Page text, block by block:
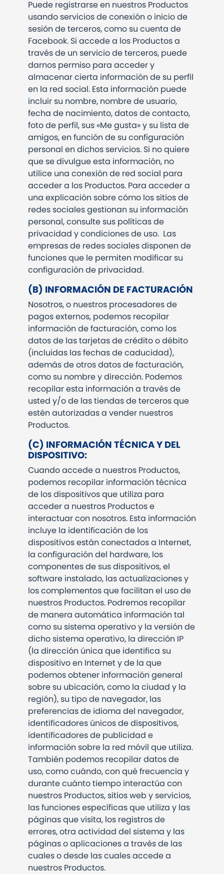
Puede registrarse en nuestros Productos
usando servicios de conexión o inicio de
sesión de terceros, como su cuenta de
Facebook. Si accede a los Productos a
través de un servicio de terceros, puede
darnos permiso para acceder y
almacenar cierta información de su perfil
en la red social. Esta información puede
incluir su nombre, nombre de usuario,
fecha de nacimiento, datos de contacto,
foto de perfil, sus «Me gusta» y su lista de
amigos, en función de su configuración
personal en dichos servicios. Si no quiere
que se divulgue esta información, no
utilice una conexión de red social para
acceder a los Productos. Para acceder a
una explicación sobre cómo los sitios de
redes sociales gestionan su información
personal, consulte sus políticas de
privacidad y condiciones de uso. Las
empresas de redes sociales disponen de
funciones que le permiten modificar su
configuración de privacidad.
(B) INFORMACIÓN DE FACTURACIÓN
Nosotros, o nuestros procesadores de
pagos externos, podemos recopilar
información de facturación, como los
datos de las tarjetas de crédito o débito
(incluidas las fechas de caducidad),
además de otros datos de facturación,
como su nombre y dirección. Podemos
recopilar esta información a través de
usted y/o de las tiendas de terceros que
estén autorizadas a vender nuestros
Productos.
(C) INFORMACIÓN TÉCNICA Y DEL
DISPOSITIVO:
Cuando accede a nuestros Productos,
podemos recopilar información técnica
de los dispositivos que utiliza para
acceder a nuestros Productos e
interactuar con nosotros. Esta información
incluye la identificación de los
dispositivos están conectados a Internet,
la configuración del hardware, los
componentes de sus dispositivos, el
software instalado, las actualizaciones y
los complementos que facilitan el uso de
nuestros Productos. Podremos recopilar
de manera automática información tal
como su sistema operativo y la versión de
dicho sistema operativo, la dirección IP
(la dirección única que identifica su
dispositivo en Internet y de la que
podemos obtener información general
sobre su ubicación, como la ciudad y la
región), su tipo de navegador, las
preferencias de idioma del navegador,
identificadores únicos de dispositivos,
identificadores de publicidad e
información sobre la red móvil que utiliza.
También podemos recopilar datos de
uso, como cuándo, con qué frecuencia y
durante cuánto tiempo interactúa con
nuestros Productos, sitios web y servicios,
las funciones específicas que utiliza y las
páginas que visita, los registros de
errores, otra actividad del sistema y las
páginas o aplicaciones a través de las
cuales o desde las cuales accede a
nuestros Productos.